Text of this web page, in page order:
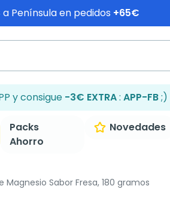
a Península en pedidos +65€
y consigue -3€ EXTRA: APP-FB;)
Packs
Ahorro
Novedades
Magnesio Sabor Fresa, 180 gramos